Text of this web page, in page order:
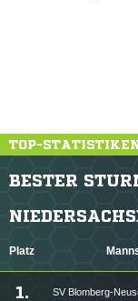
TOP-
BESTER
Platz
1. SV Blomberg-